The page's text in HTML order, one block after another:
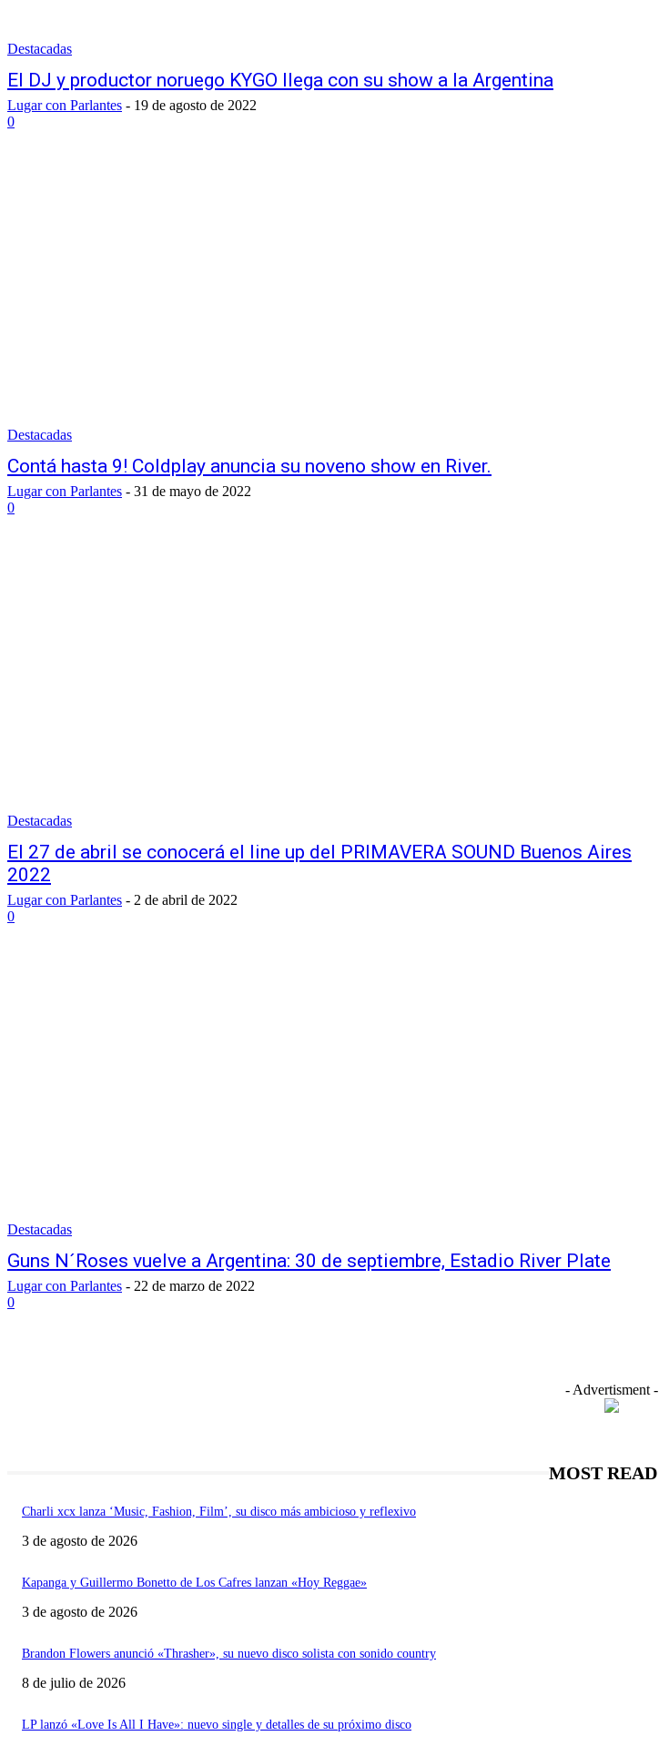
Destacadas
El DJ y productor noruego KYGO llega con su show a la Argentina
Lugar con Parlantes - 19 de agosto de 2022
0
Destacadas
Contá hasta 9! Coldplay anuncia su noveno show en River.
Lugar con Parlantes - 31 de mayo de 2022
0
Destacadas
El 27 de abril se conocerá el line up del PRIMAVERA SOUND Buenos Aires
2022
Lugar con Parlantes - 2 de abril de 2022
0
Destacadas
Guns N´Roses vuelve a Argentina: 30 de septiembre, Estadio River Plate
Lugar con Parlantes - 22 de marzo de 2022
0
- Advertisment -
MOST READ
Charli xcx lanza ‘Music, Fashion, Film’, su disco más ambicioso y reflexivo
3 de agosto de 2026
Kapanga y Guillermo Bonetto de Los Cafres lanzan «Hoy Reggae»
3 de agosto de 2026
Brandon Flowers anunció «Thrasher», su nuevo disco solista con sonido country
8 de julio de 2026
LP lanzó «Love Is All I Have»: nuevo single y detalles de su próximo disco